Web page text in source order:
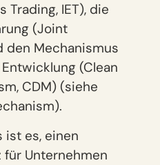
Trading, IET), die
(Joint
den Mechanismus
(Clean
CDM) (siehe
ist es, einen
Unternehmen